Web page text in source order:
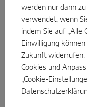
SERVICELÖSUNGEN
Digitalservice
Normservice
Produktservice
werden nur dann
verwendet, wenn
indem Sie auf „Alle
Einwilligung
Zukunft
Cookies und
„Cookie-